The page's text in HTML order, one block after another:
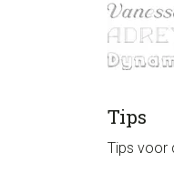
Tips
Tips voor